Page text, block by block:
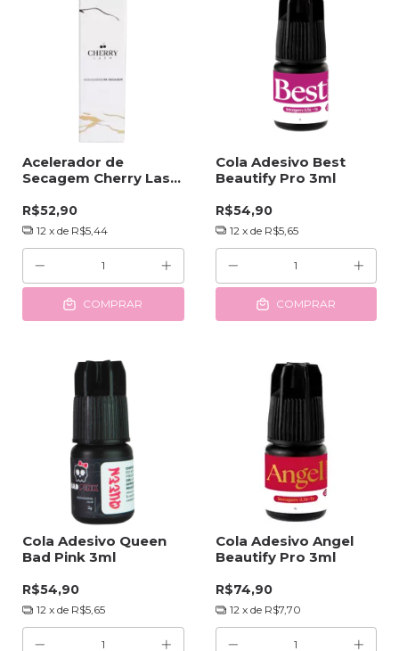
Acelerador de
Secagem Cherry Lash
R$52,90
12 x de R$5,44
COMPRAR
Cola Adesivo Best
Beautify Pro 3ml
R$54,90
12 x de R$5,65
COMPRAR
Cola Adesivo Queen
Bad Pink 3ml
R$54,90
12 x de R$5,65
Cola Adesivo Angel
Beautify Pro 3ml
R$74,90
12 x de R$7,70